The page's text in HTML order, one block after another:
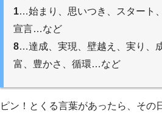
1…始まり、思いつき、スタート
宣言…など
8…達成、実現、壁越え、実り、
富、豊かさ、循環…など
ピン！とくる言葉があったら、その